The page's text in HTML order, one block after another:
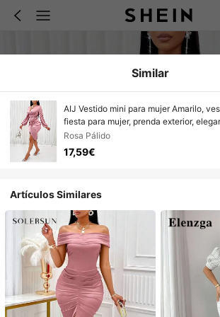
Similar
AIJ Vestido mini para mujer Amarilo,
fiesta para mujer, prenda exterior,
ropa de otoño/invierno, tela brillante
Rosa Pálido
17,59€
Artículos Similares